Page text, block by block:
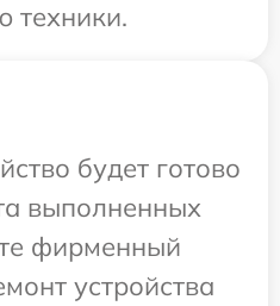
техники.
будет готово
выполненных
фирменный
устройства